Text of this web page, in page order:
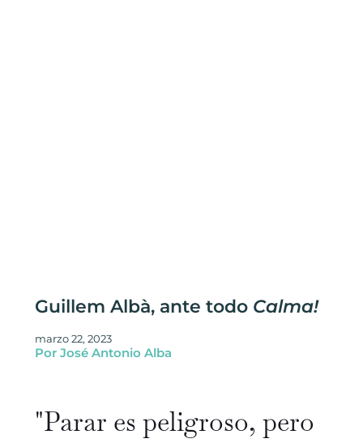
Guillem Albà, ante todo Calma!
marzo 22, 2023
Por José Antonio Alba
"Parar es peligroso, pero